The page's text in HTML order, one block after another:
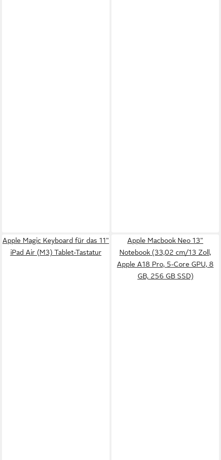
Apple Magic Keyboard für das 11"
iPad Air (M3) Tablet-Tastatur
Apple Macbook Neo 13"
Notebook (33,02 cm/13 Zoll,
Apple A18 Pro, 5-Core GPU, 8
GB, 256 GB SSD)